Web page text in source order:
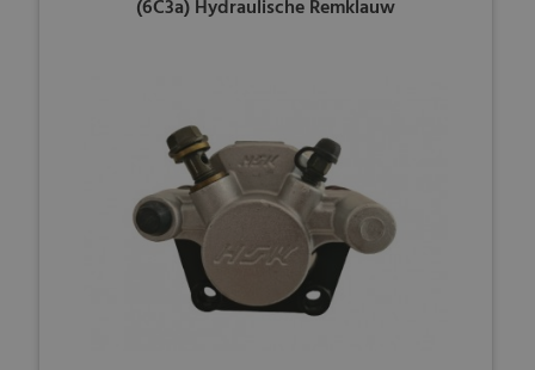
(6C3a) Hydraulische Remklauw